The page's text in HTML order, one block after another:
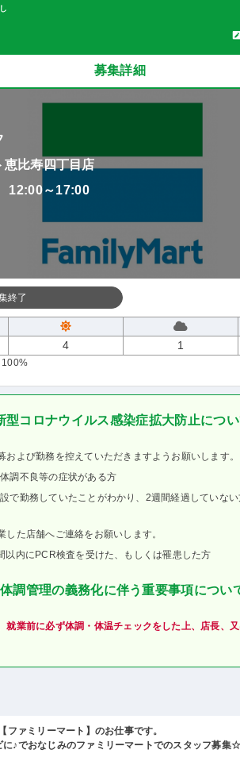
募集詳細
恵比寿四丁目店
12:00～17:00
終了
4 1
100%
型コロナウイルス感染症拡大防止につ
および勤務を控えていただきますようお願いします。
調不良等の症状がある方
で勤務していたことがわかり、2週間経過していな
した店舗へご連絡をお願いします。
以内にPCR検査を受けた、もしくは罹患した方
体調管理の義務化に伴う重要事項につい
就業前に必ず体調・体温チェックをした上、店長、
ファミリーマート】のお仕事です。
♪でおなじみのファミリーマートでのスタッフ募集